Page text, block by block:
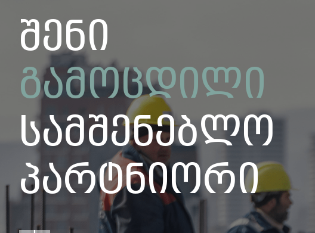
ᲨᲔᲜᲘ
ᲒᲐᲛᲝᲪᲓᲘᲚᲘ
ᲡᲐᲛᲨᲔᲜᲔᲑᲚᲝ
ᲞᲐᲠᲢᲜᲘᲝᲠᲘ